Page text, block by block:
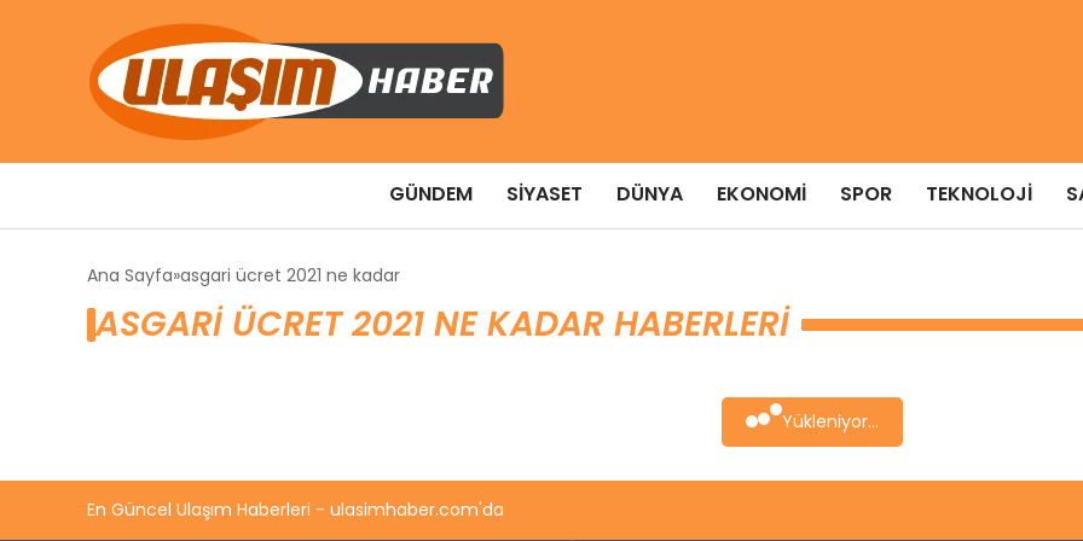
GÜNDEM SIYASET DÜNYA EKONOMI SPOR TEKNOLOJI
Ana Sayfa asgari ücret 2021 ne kadar
ASGARI ÜCRET 2021 NE KADAR HABERLERI
Yükleniyor...
En Güncel Ulaşım Haberleri - ulasimhaber.com'da